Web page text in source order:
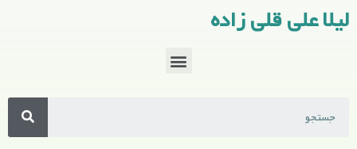
لیلا علی قلی زاده